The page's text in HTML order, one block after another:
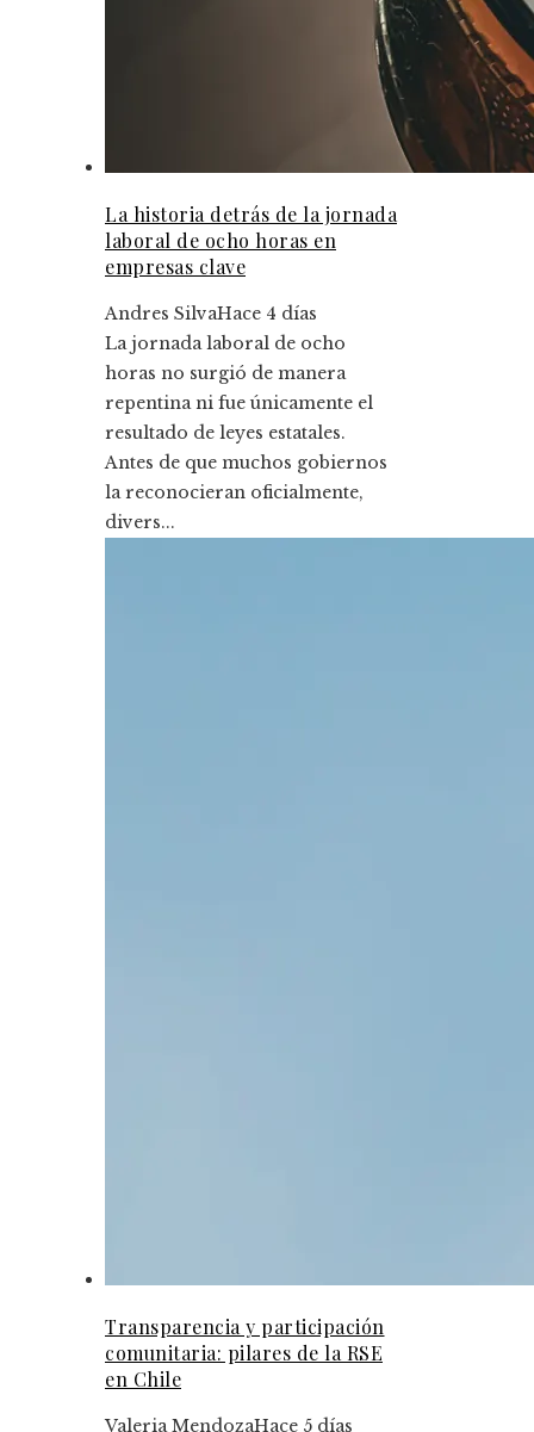
La historia detrás de la jornada
laboral de ocho horas en
empresas clave
Andres SilvaHace 4 días
La jornada laboral de ocho
horas no surgió de manera
repentina ni fue únicamente el
resultado de leyes estatales.
Antes de que muchos gobiernos
la reconocieran oficialmente,
divers...
Transparencia y participación
comunitaria: pilares de la RSE
en Chile
Valeria MendozaHace 5 días